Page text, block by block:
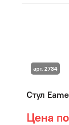
Стул
Цена
арт. 2734